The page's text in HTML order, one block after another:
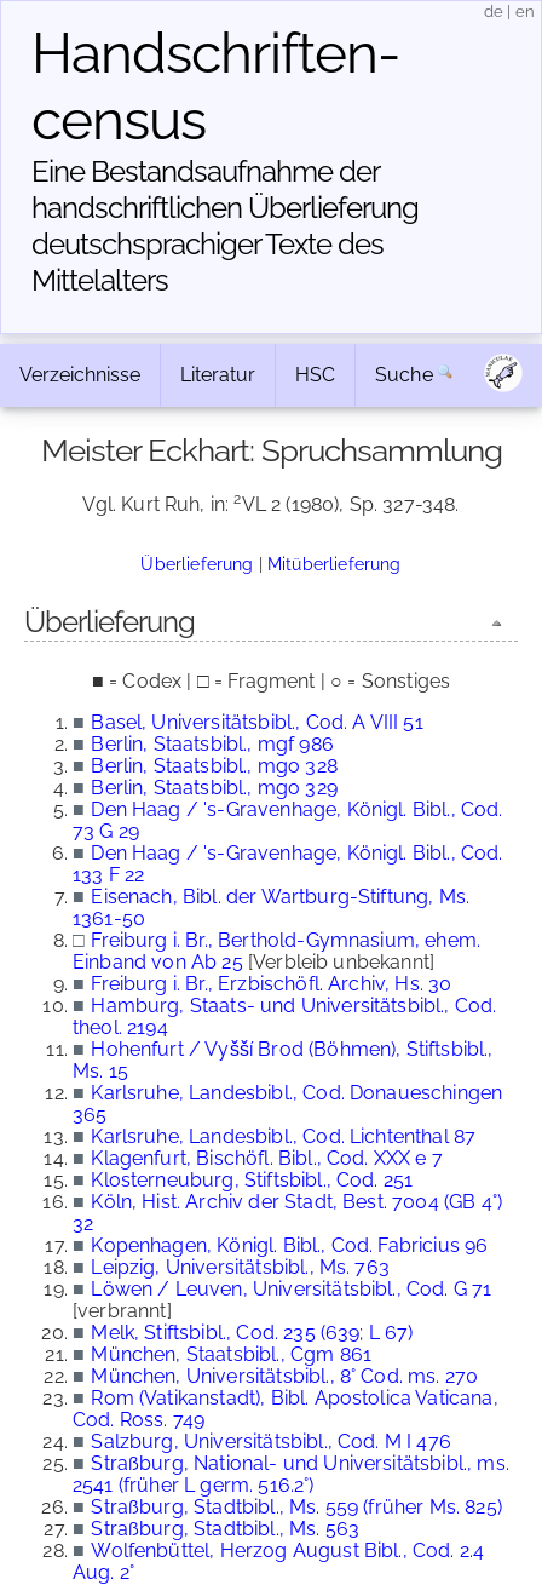
Handschriften­
census
Eine Bestandsaufnahme der
handschriftlichen Über­lieferung
deutschsprachiger Texte des
Mittelalters
de en
Verzeichnisse Literatur HSC Suche
Meister Eckhart: Spruchsammlung
Vgl. Kurt Ruh, in:2VL 2 (1980), Sp. 327-348.
Überlieferung | Mitüberlieferung
Überlieferung
■ = Codex | □ = Fragment | ○ = Sonstiges
■ Basel, Universitätsbibl., Cod. A VIII 51
■ Berlin, Staatsbibl., mgf 986
■ Berlin, Staatsbibl., mgo 328
■ Berlin, Staatsbibl., mgo 329
■ Den Haag / 's-Gravenhage, Königl. Bibl., Cod.
73 G 29
■ Den Haag / 's-Gravenhage, Königl. Bibl., Cod.
133 F 22
■ Eisenach, Bibl. der Wartburg-Stiftung, Ms.
1361-50
□ Freiburg i. Br., Berthold-Gymnasium, ehem.
Einband von Ab 25[Verbleib unbekannt]
■ Freiburg i. Br., Erzbischöfl. Archiv, Hs. 30
■ Hamburg, Staats- und Universitätsbibl., Cod.
theol. 2194
■ Hohenfurt / Vyšší Brod (Böhmen), Stiftsbibl.,
Ms. 15
■ Karlsruhe, Landesbibl., Cod. Donaueschingen
365
■ Karlsruhe, Landesbibl., Cod. Lichtenthal 87
■ Klagenfurt, Bischöfl. Bibl., Cod. XXX e 7
■ Klosterneuburg, Stiftsbibl., Cod. 251
■ Köln, Hist. Archiv der Stadt, Best. 7004 (GB 4°)
32
■ Kopenhagen, Königl. Bibl., Cod. Fabricius 96
■ Leipzig, Universitätsbibl., Ms. 763
■ Löwen / Leuven, Universitätsbibl., Cod. G 71
[verbrannt]
■ Melk, Stiftsbibl., Cod. 235 (639; L 67)
■ München, Staatsbibl., Cgm 861
■ München, Universitätsbibl., 8° Cod. ms. 270
■ Rom (Vatikanstadt), Bibl. Apostolica Vaticana,
Cod. Ross. 749
■ Salzburg, Universitätsbibl., Cod. M I 476
■ Straßburg, National- und Universitätsbibl., ms.
2541 (früher L germ. 516.2°)
■ Straßburg, Stadtbibl., Ms. 559 (früher Ms. 825)
■ Straßburg, Stadtbibl., Ms. 563
■ Wolfenbüttel, Herzog August Bibl., Cod. 2.4
Aug. 2°